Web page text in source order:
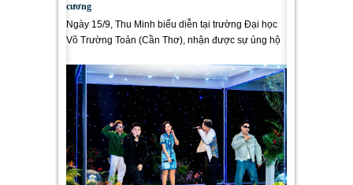
cương
Ngày 15/9, Thu Minh biểu diễn tại trường Đại học
Võ Trường Toản (Cần Thơ), nhận được sự ủng hộ